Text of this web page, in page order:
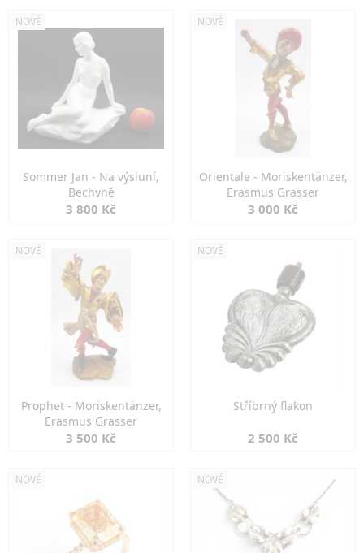
NOVÉ
Sommer Jan - Na výsluní,
Bechyně
3 800 Kč
NOVÉ
Orientale - Moriskentänzer,
Erasmus Grasser
3 000 Kč
NOVÉ
Prophet - Moriskentänzer,
Erasmus Grasser
3 500 Kč
NOVÉ
Stříbrný flakon
2 500 Kč
NOVÉ NOVÉ